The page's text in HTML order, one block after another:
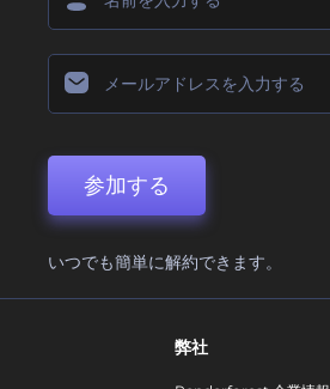
参加する
いつでも簡単に解約できます。
弊社